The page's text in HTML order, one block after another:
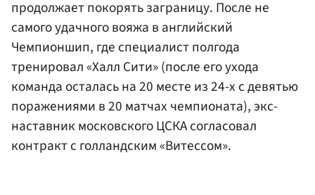
продолжает покорять заграницу. После не
самого удачного вояжа в английский
Чемпионшип, где специалист полгода
тренировал «Халл Сити» (после его ухода
команда осталась на 20 месте из 24-х с девятью
поражениями в 20 матчах чемпионата), экс-
наставник московского ЦСКА согласовал
контракт с голландским «Витессом».